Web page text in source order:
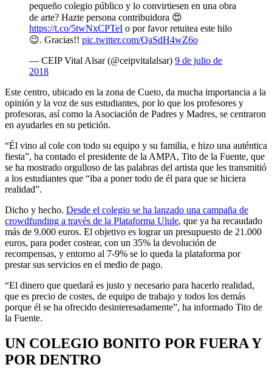
pequeño colegio público y lo convirtiesen en una obra
de arte? Hazte persona contribuidora 😍
https://t.co/5twNxCPTeI o por favor retuitea este hilo
😉. Gracias!! pic.twitter.com/QaSdH4wZ6o
— CEIP Vital Alsar (@ceipvitalalsar) 9 de julio de
2018
Este centro, ubicado en la zona de Cueto, da mucha importancia a la
opinión y la voz de sus estudiantes, por lo que los profesores y
profesoras, así como la Asociación de Padres y Madres, se centraron
en ayudarles en su petición.
“Él vino al cole con todo su equipo y su familia, e hizo una auténtica
fiesta”, ha contado el presidente de la AMPA, Tito de la Fuente, que
se ha mostrado orgulloso de las palabras del artista que les transmitió
a los estudiantes que “iba a poner todo de él para que se hiciera
realidad”.
Dicho y hecho. Desde el colegio se ha lanzado una campaña de
crowdfunding a través de la Plataforma Ulule, que ya ha recaudado
más de 9.000 euros. El objetivo es lograr un presupuesto de 21.000
euros, para poder costear, con un 35% la devolución de
recompensas, y entorno al 7-9% se lo queda la plataforma por
prestar sus servicios en el medio de pago.
“El dinero que quedará es justo y necesario para hacerlo realidad,
que es precio de costes, de equipo de trabajo y todos los demás
porque él se ha ofrecido desinteresadamente”, ha informado Tito de
la Fuente.
UN COLEGIO BONITO POR FUERA Y
POR DENTRO